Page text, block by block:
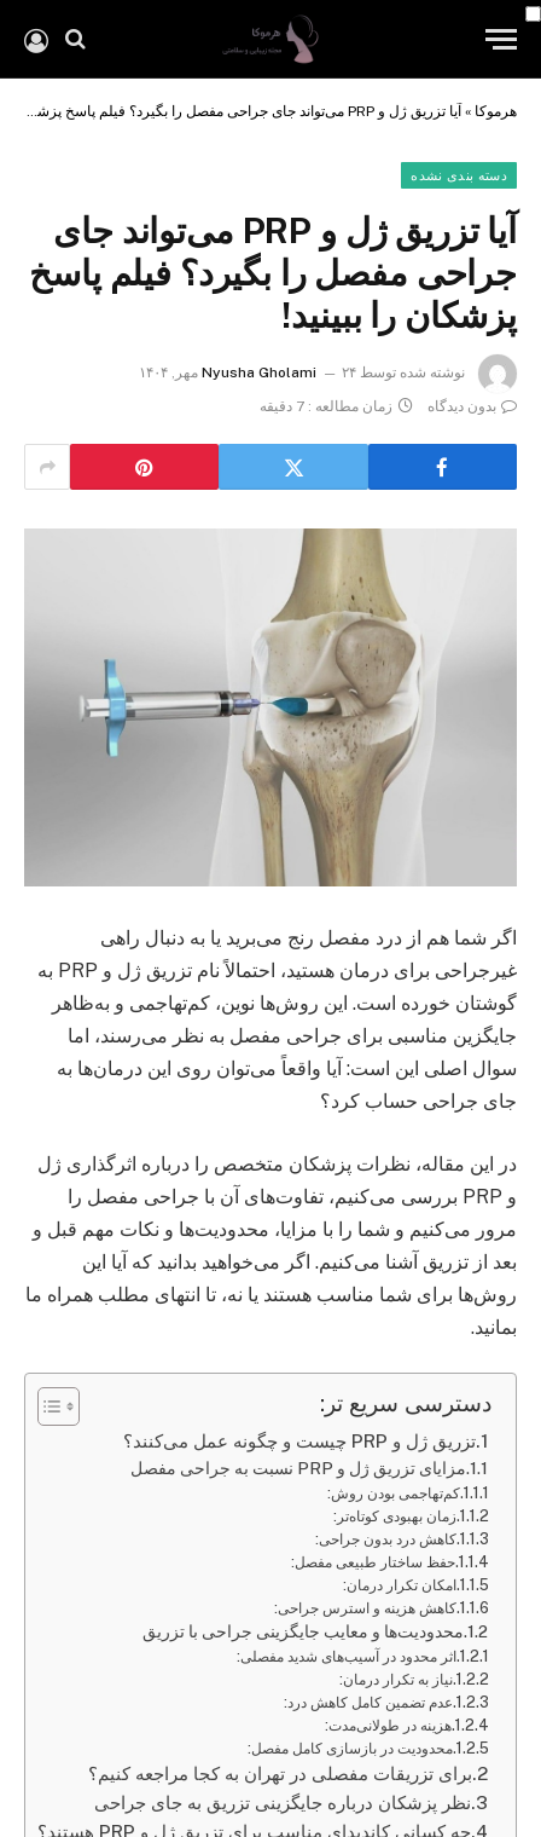
هرموکا » آیا تزریق ژل و PRP می‌تواند جای جراحی مفصل را بگیرد؟ فیلم پاسخ پزشکان را ببینید!
دسته بندی نشده
آیا تزریق ژل و PRP می‌تواند جای
جراحی مفصل را بگیرد؟ فیلم پاسخ
پزشکان را ببینید!
نوشته شده توسط Nyusha Gholami
۲۴ مهر, ۱۴۰۴
بدون دیدگاه
زمان مطالعه : 7 دقیقه
اگر شما هم از درد مفصل رنج می‌برید یا به دنبال راهی
غیرجراحی برای درمان هستید، احتمالاً نام تزریق ژل و PRP به
گوشتان خورده است. این روش‌ها نوین، کم‌تهاجمی و به‌ظاهر
جایگزین مناسبی برای جراحی مفصل به نظر می‌رسند، اما
سوال اصلی این است: آیا واقعاً می‌توان روی این درمان‌ها به
جای جراحی حساب کرد؟
در این مقاله، نظرات پزشکان متخصص را درباره اثرگذاری ژل
و PRP بررسی می‌کنیم، تفاوت‌های آن با جراحی مفصل را
مرور می‌کنیم و شما را با مزایا، محدودیت‌ها و نکات مهم قبل و
بعد از تزریق آشنا می‌کنیم. اگر می‌خواهید بدانید که آیا این
روش‌ها برای شما مناسب هستند یا نه، تا انتهای مطلب همراه ما
بمانید.
دسترسی سریع تر:
تزریق ژل و PRP چیست و چگونه عمل می‌کنند؟
مزایای تزریق ژل و PRP نسبت به جراحی مفصل
کم‌تهاجمی بودن روش:
زمان بهبودی کوتاه‌تر:
کاهش درد بدون جراحی:
حفظ ساختار طبیعی مفصل:
امکان تکرار درمان:
کاهش هزینه و استرس جراحی:
محدودیت‌ها و معایب جایگزینی جراحی با تزریق
اثر محدود در آسیب‌های شدید مفصلی:
نیاز به تکرار درمان:
عدم تضمین کامل کاهش درد:
هزینه در طولانی‌مدت:
محدودیت در بازسازی کامل مفصل:
برای تزریقات مفصلی در تهران به کجا مراجعه کنیم؟
نظر پزشکان درباره جایگزینی تزریق به جای جراحی
چه کسانی کاندیدای مناسب برای تزریق ژل و PRP هستند؟